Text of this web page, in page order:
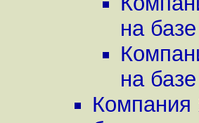
на
на
Компания